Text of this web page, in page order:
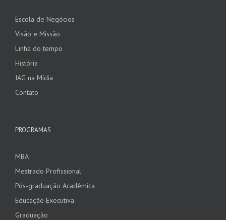
Escola de Negócios
Visão e Missão
Linha do tempo
História
IAG na Mídia
Contato
PROGRAMAS
MBA
Mestrado Profissional
Pós-graduação Acadêmica
Educação Executiva
Graduação